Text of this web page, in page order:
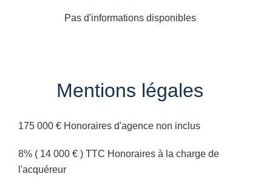
Pas d'informations disponibles
Mentions légales
175 000 € Honoraires d'agence non inclus
8% ( 14 000 € ) TTC Honoraires à la charge de
l'acquéreur